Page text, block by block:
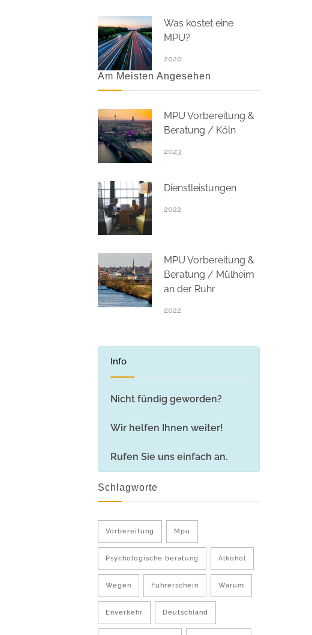
Was kostet eine
MPU?
2020
Am Meisten Angesehen
MPU Vorbereitung &
Beratung / Köln
2023
Dienstleistungen
2022
MPU Vorbereitung &
Beratung / Mülheim
an der Ruhr
2022
Info
Nicht fündig geworden?
Wir helfen Ihnen weiter!
Rufen Sie uns einfach an.
Schlagworte
Vorbereitung Mpu
Psychologische beratung Alkohol
Wegen Führerschein Warum
Enverkehr Deutschland